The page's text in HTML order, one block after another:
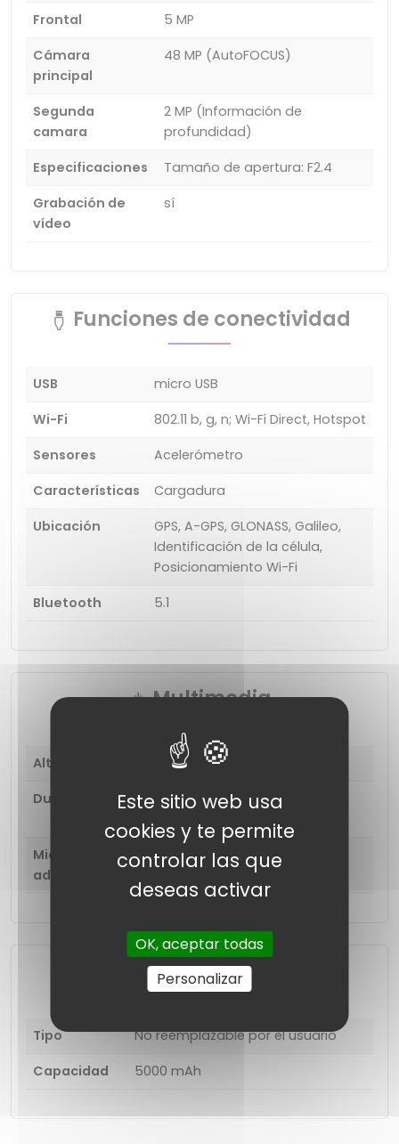
Frontal
5 MP
Cámara
principal
48 MP (AutoFOCUS)
Segunda
camara
2 MP (Información de
profundidad)
Especificaciones
Tamaño de apertura: F2.4
Grabación de
vídeo
sí
Funciones de conectividad
USB
micro USB
Wi-Fi
802.11 b, g, n; Wi-Fi Direct, Hotspot
Sensores
Acelerómetro
Características
Cargadura
Ubicación
GPS, A-GPS, GLONASS, Galileo,
Identificación de la célula,
Posicionamiento Wi-Fi
Bluetooth
5.1
Multimedia
Altavoces
Auricular, altavoz
Duplicar pantalla
Pantalla inalámbrica
Micrófono(s)
adicional(es)
Para cancelación de
Batería
Tipo
No reemplazable por el usuario
Capacidad
5000 mAh
Este sitio web usa
cookies y te permite
controlar las que
deseas activar
OK, aceptar todas
Personalizar